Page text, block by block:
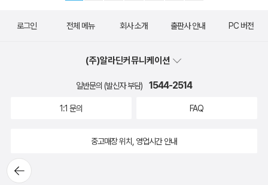
뒤로가
기
로그인 전체 메뉴 회사 소개 출판사 안내 PC 버전
(주)알라딘커뮤니케이션
일반문의 (발신자 부담) 1544-2514
1:1 문의 FAQ
중고매장 위치, 영업시간 안내